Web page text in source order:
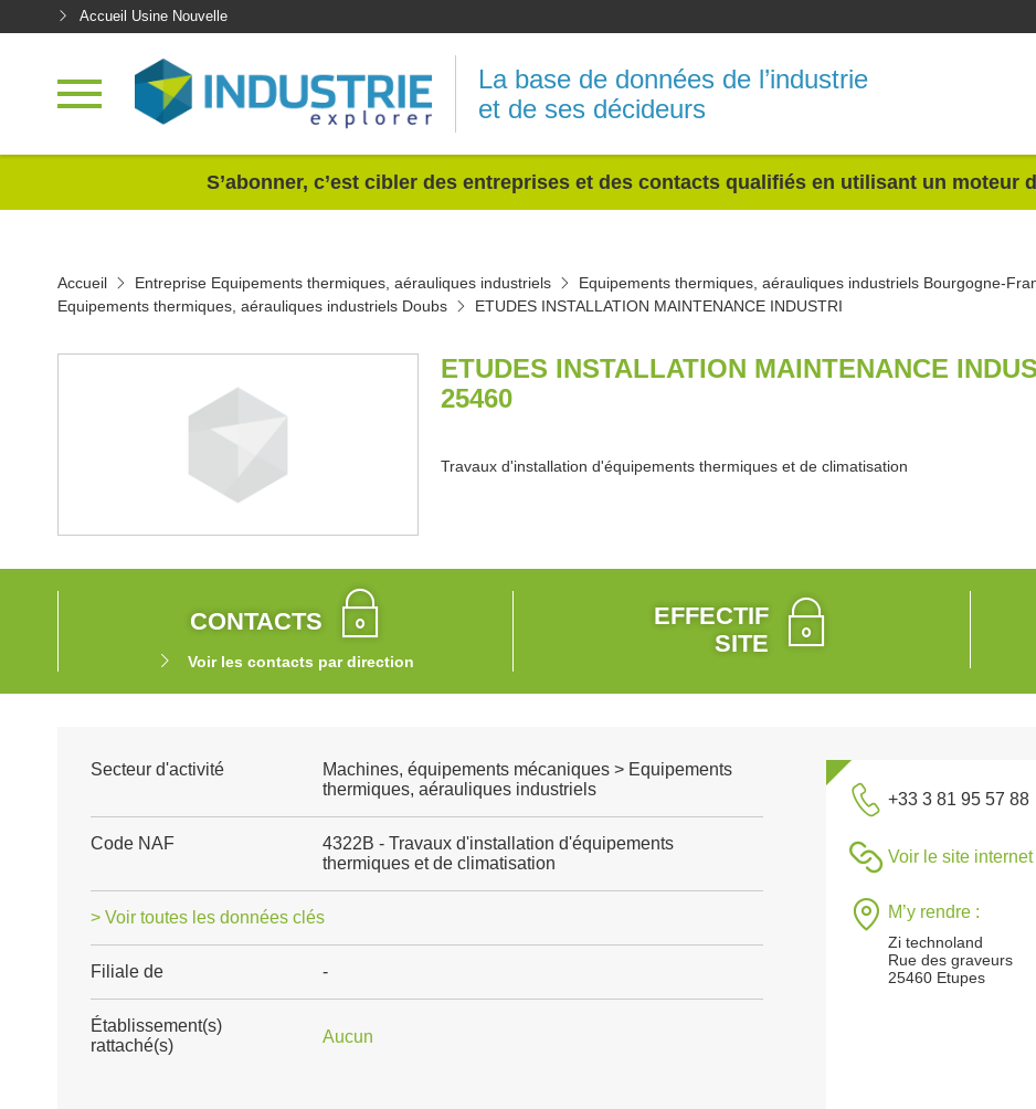
Accueil Usine Nouvelle
La base de données de l’industrie
et de ses décideurs
S’abonner, c’est cibler des entreprises et des contacts qualifiés en utilisant un moteur
Accueil Entreprise Equipements thermiques, aérauliques industriels
Equipements thermiques, aérauliques industriels Bourgogne-
Equipements thermiques, aérauliques industriels Doubs
ETUDES INSTALLATION MAINTENANCE INDUSTRI
ETUDES INSTALLATION MAINTENANCE
25460
Travaux d'installation d'équipements thermiques et de climatisation
CONTACTS
Voir les contacts par direction
EFFECTIF
SITE
Secteur d'activité
Machines, équipements mécaniques > Equipements
thermiques, aérauliques industriels
Code NAF
4322B - Travaux d'installation d'équipements
thermiques et de climatisation
> Voir toutes les données clés
Filiale de -
Établissement(s)
rattaché(s)
Aucun
+33 3 81 95 57 88
Voir le site internet
M’y rendre :
Zi technoland
Rue des graveurs
25460 Etupes